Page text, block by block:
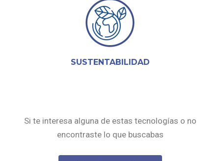
SUSTENTABILIDAD
Si te interesa alguna de estas tecnologías o no
encontraste lo que buscabas